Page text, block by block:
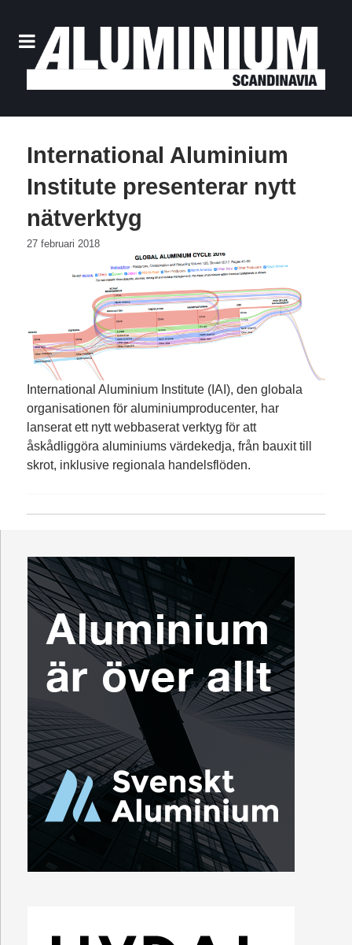
International Aluminium
Institute presenterar nytt
nätverktyg
27 februari 2018
International Aluminium Institute (IAI), den globala
organisationen för aluminiumproducenter, har
lanserat ett nytt webbaserat verktyg för att
åskådliggöra aluminiums värdekedja, från bauxit till
skrot, inklusive regionala handelsflöden.